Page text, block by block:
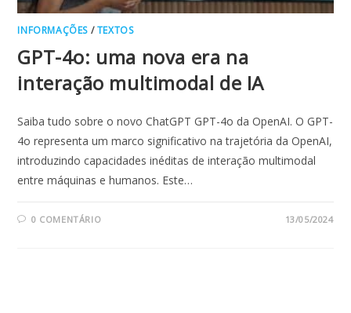
INFORMAÇÕES /TEXTOS
GPT-4o: uma nova era na
interação multimodal de IA
Saiba tudo sobre o novo ChatGPT GPT-4o da OpenAI. O GPT-
4o representa um marco significativo na trajetória da OpenAI,
introduzindo capacidades inéditas de interação multimodal
entre máquinas e humanos. Este…
0 COMENTÁRIO 13/05/2024